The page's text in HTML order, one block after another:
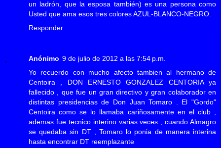
un ladrón, que la esposa también) es una persona como
Usted que ama esos tres colores AZUL-BLANCO-NEGRO.
Responder
Anónimo 9 de julio de 2012 a las 7:54 p.m.
Yo recuerdo con mucho afecto tambien al hermano de
Centoira , DON ERNESTO GONZALEZ CENTORIA ya
fallecido , que fue un gran directivo y gran colaborador en
distintas presidencias de Don Juan Tomaro . El "Gordo"
Centoira como se lo llamaba cariñosamente en el club ,
ademas fue tecnico interino varias veces , cuando Almagro
se quedaba sin DT , Tomaro lo ponia de manera interina
hasta encontrar DT reemplazante